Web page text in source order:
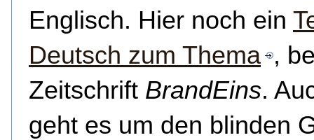
Englisch. Hier noch ein
Deutsch zum Thema ,
Zeitschrift BrandEins.
geht es um den blinden